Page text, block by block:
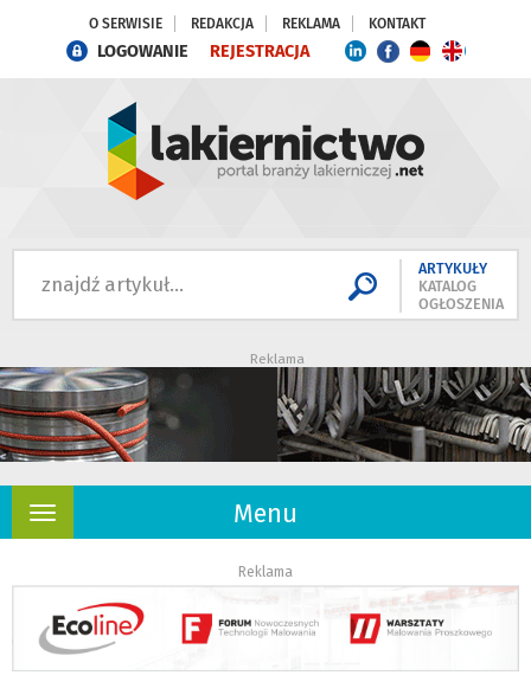
O SERWISIE REDAKCJA REKLAMA KONTAKT
LOGOWANIE REJESTRACJA
ARTYKUŁY
KATALOG
OGŁOSZENIA
Reklama
Menu
Rozwiń
Reklama